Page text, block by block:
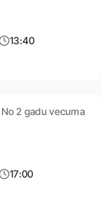
13:40
No 2 gadu vecuma
17:00